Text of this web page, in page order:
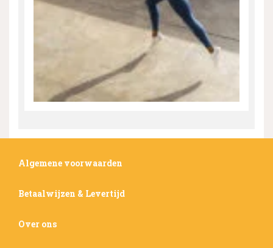
Algemene voorwaarden
Betaalwijzen & Levertijd
Over ons